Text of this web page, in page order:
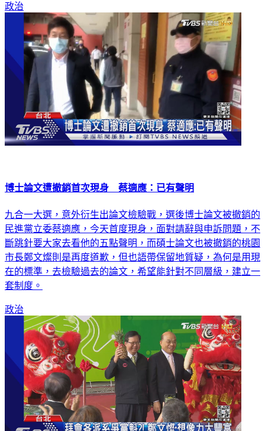
政治
博士論文遭撤銷首次現身 蔡適應：已有聲明
九合一大選，意外衍生出論文檢驗戰，選後博士論文被撤銷的
民進黨立委蔡適應，今天首度現身，面對請辭與申訴問題，不
斷跳針要大家去看他的五點聲明，而碩士論文也被撤銷的桃園
市長鄭文燦則是再度道歉，但也語帶保留地質疑，為何是用現
在的標準，去檢驗過去的論文，希望能針對不同層級，建立一
套制度。
政治